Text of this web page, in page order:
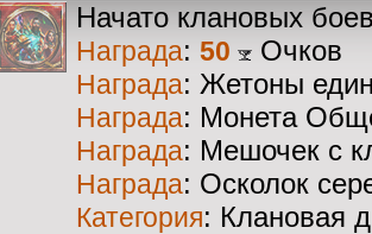
Начато клановых
Награда: 50 Очков
Награда: Жетоны
Награда: Монета
Награда: Мешочек с
Награда: Осколок
Категория: Клановая